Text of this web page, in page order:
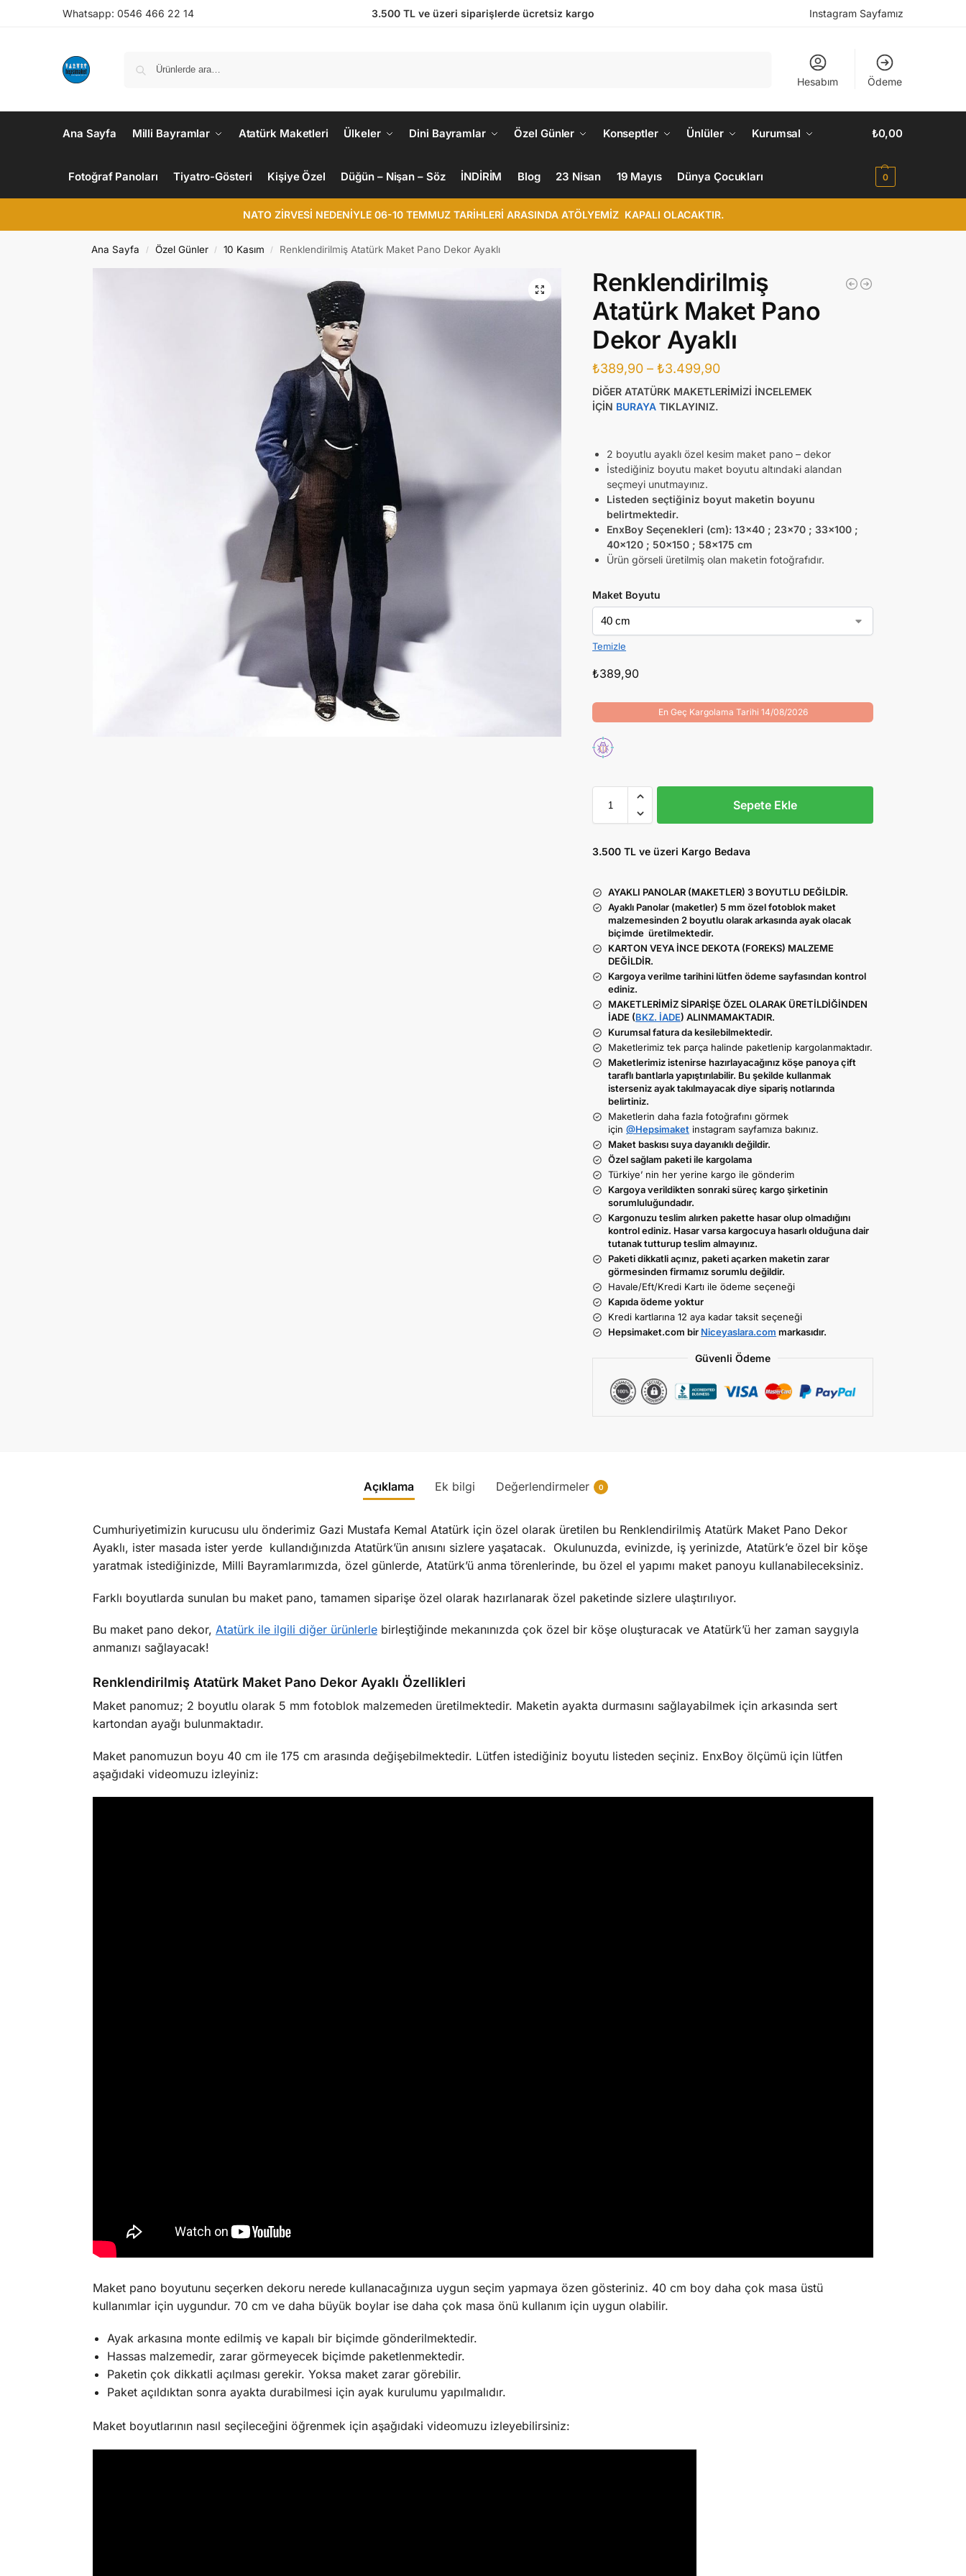
Whatsapp: 0546 466 22 14 3.500 TL ve üzeri siparişlerde ücretsiz kargo Instagram Sayfamız
Hesabım Ödeme
Ana Sayfa Milli Bayramlar Atatürk Maketleri Ülkeler Dini Bayramlar Özel Günler Konseptler Ünlüler Kurumsal
Fotoğraf Panoları Tiyatro-Gösteri Kişiye Özel Düğün – Nişan – Söz İNDİRİM Blog 23 Nisan 19 Mayıs Dünya Çocukları
₺0,00
0
NATO ZİRVESİ NEDENİYLE 06-10 TEMMUZ TARİHLERİ ARASINDA ATÖLYEMİZ KAPALI OLACAKTIR.
Ana Sayfa / Özel Günler / 10 Kasım / Renklendirilmiş Atatürk Maket Pano Dekor Ayaklı
Renklendirilmiş
Atatürk Maket Pano
Dekor Ayaklı
₺389,90 –₺3.499,90
DİĞER ATATÜRK MAKETLERİMİZİ İNCELEMEK
İÇİN BURAYA TIKLAYINIZ.
2 boyutlu ayaklı özel kesim maket pano – dekor
İstediğiniz boyutu maket boyutu altındaki alandan
seçmeyi unutmayınız.
Listeden seçtiğiniz boyut maketin boyunu
belirtmektedir.
EnxBoy Seçenekleri (cm): 13×40 ; 23×70 ; 33×100 ;
40×120 ; 50×150 ; 58×175 cm
Ürün görseli üretilmiş olan maketin fotoğrafıdır.
Maket Boyutu
Temizle
₺389,90
En Geç Kargolama Tarihi 14/08/2026
Sepete Ekle
3.500 TL ve üzeri Kargo Bedava
AYAKLI PANOLAR (MAKETLER) 3 BOYUTLU DEĞİLDİR.
Ayaklı Panolar (maketler) 5 mm özel fotoblok maket
malzemesinden 2 boyutlu olarak arkasında ayak olacak
biçimde üretilmektedir.
KARTON VEYA İNCE DEKOTA (FOREKS) MALZEME
DEĞİLDİR.
Kargoya verilme tarihini lütfen ödeme sayfasından kontrol
ediniz.
MAKETLERİMİZ SİPARİŞE ÖZEL OLARAK ÜRETİLDİĞİNDEN
İADE (BKZ. İADE) ALINMAMAKTADIR.
Kurumsal fatura da kesilebilmektedir.
Maketlerimiz tek parça halinde paketlenip kargolanmaktadır.
Maketlerimiz istenirse hazırlayacağınız köşe panoya çift
taraflı bantlarla yapıştırılabilir. Bu şekilde kullanmak
isterseniz ayak takılmayacak diye sipariş notlarında
belirtiniz.
Maketlerin daha fazla fotoğrafını görmek
için@Hepsimaket instagram sayfamıza bakınız.
Maket baskısı suya dayanıklı değildir.
Özel sağlam paketi ile kargolama
Türkiye’ nin her yerine kargo ile gönderim
Kargoya verildikten sonraki süreç kargo şirketinin
sorumluluğundadır.
Kargonuzu teslim alırken pakette hasar olup olmadığını
kontrol ediniz. Hasar varsa kargocuya hasarlı olduğuna dair
tutanak tutturup teslim almayınız.
Paketi dikkatli açınız, paketi açarken maketin zarar
görmesinden firmamız sorumlu değildir.
Havale/Eft/Kredi Kartı ile ödeme seçeneği
Kapıda ödeme yoktur
Kredi kartlarına 12 aya kadar taksit seçeneği
Hepsimaket.com bir Niceyaslara.com markasıdır.
Güvenli Ödeme
Açıklama Ek bilgi Değerlendirmeler 0
Cumhuriyetimizin kurucusu ulu önderimiz Gazi Mustafa Kemal Atatürk için özel olarak üretilen bu Renklendirilmiş Atatürk Maket Pano Dekor
Ayaklı, ister masada ister yerde kullandığınızda Atatürk’ün anısını sizlere yaşatacak. Okulunuzda, evinizde, iş yerinizde, Atatürk’e özel bir köşe
yaratmak istediğinizde, Milli Bayramlarımızda, özel günlerde, Atatürk’ü anma törenlerinde, bu özel el yapımı maket panoyu kullanabileceksiniz.
Farklı boyutlarda sunulan bu maket pano, tamamen siparişe özel olarak hazırlanarak özel paketinde sizlere ulaştırılıyor.
Bu maket pano dekor, Atatürk ile ilgili diğer ürünlerlebirleştiğinde mekanınızda çok özel bir köşe oluşturacak ve Atatürk’ü her zaman saygıyla
anmanızı sağlayacak!
Renklendirilmiş Atatürk Maket Pano Dekor Ayaklı Özellikleri
Maket panomuz; 2 boyutlu olarak 5 mm fotoblok malzemeden üretilmektedir. Maketin ayakta durmasını sağlayabilmek için arkasında sert
kartondan ayağı bulunmaktadır.
Maket panomuzun boyu 40 cm ile 175 cm arasında değişebilmektedir. Lütfen istediğiniz boyutu listeden seçiniz. EnxBoy ölçümü için lütfen
aşağıdaki videomuzu izleyiniz:
Maket pano boyutunu seçerken dekoru nerede kullanacağınıza uygun seçim yapmaya özen gösteriniz. 40 cm boy daha çok masa üstü
kullanımlar için uygundur. 70 cm ve daha büyük boylar ise daha çok masa önü kullanım için uygun olabilir.
Ayak arkasına monte edilmiş ve kapalı bir biçimde gönderilmektedir.
Hassas malzemedir, zarar görmeyecek biçimde paketlenmektedir.
Paketin çok dikkatli açılması gerekir. Yoksa maket zarar görebilir.
Paket açıldıktan sonra ayakta durabilmesi için ayak kurulumu yapılmalıdır.
Maket boyutlarının nasıl seçileceğini öğrenmek için aşağıdaki videomuzu izleyebilirsiniz: